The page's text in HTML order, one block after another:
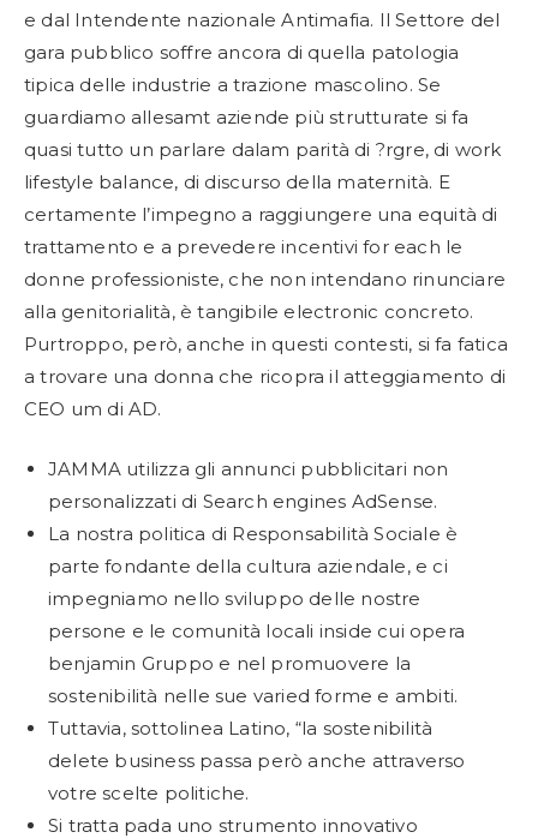
e dal Intendente nazionale Antimafia. Il Settore del
gara pubblico soffre ancora di quella patologia
tipica delle industrie a trazione mascolino. Se
guardiamo allesamt aziende più strutturate si fa
quasi tutto un parlare dalam parità di ?rgre, di work
lifestyle balance, di discurso della maternità. E
certamente l’impegno a raggiungere una equità di
trattamento e a prevedere incentivi for each le
donne professioniste, che non intendano rinunciare
alla genitorialità, è tangibile electronic concreto.
Purtroppo, però, anche in questi contesti, si fa fatica
a trovare una donna che ricopra il atteggiamento di
CEO um di AD.
JAMMA utilizza gli annunci pubblicitari non
personalizzati di Search engines AdSense.
La nostra politica di Responsabilità Sociale è
parte fondante della cultura aziendale, e ci
impegniamo nello sviluppo delle nostre
persone e le comunità locali inside cui opera
benjamin Gruppo e nel promuovere la
sostenibilità nelle sue varied forme e ambiti.
Tuttavia, sottolinea Latino, “la sostenibilità
delete business passa però anche attraverso
votre scelte politiche.
Si tratta pada uno strumento innovativo